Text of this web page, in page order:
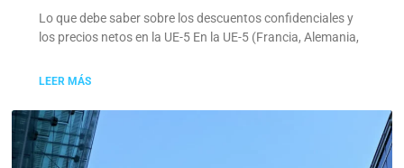
Lo que debe saber sobre los descuentos confidenciales y
los precios netos en la UE-5 En la UE-5 (Francia, Alemania,
LEER MÁS